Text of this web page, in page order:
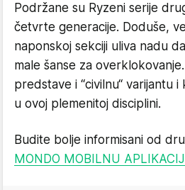
Podržane su Ryzeni serije
četvrte generacije. Doduše,
naponskoj sekciji uliva nadu
male šanse za
predstave i “civilnu“ varijantu
u ovoj plemenitoj disciplini.
Budite bolje informisani od
MONDO MOBILNU